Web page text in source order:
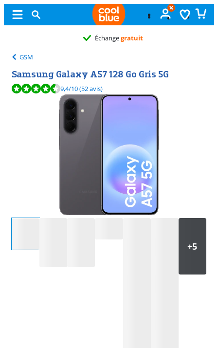
Échangegratuit
GSM
Samsung Galaxy A57 128 Go Gris 5G
La note est de 9,4 sur 10, basée sur 52 avis.
9,4/10(52 avis)